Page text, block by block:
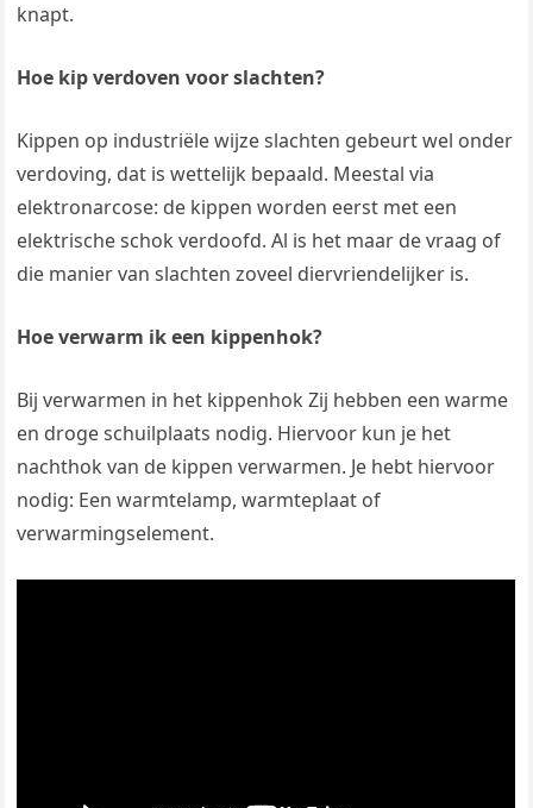
knapt.
Hoe kip verdoven voor slachten?
Kippen op industriële wijze slachten gebeurt wel onder
verdoving, dat is wettelijk bepaald. Meestal via
elektronarcose: de kippen worden eerst met een
elektrische schok verdoofd. Al is het maar de vraag of
die manier van slachten zoveel diervriendelijker is.
Hoe verwarm ik een kippenhok?
Bij verwarmen in het kippenhok Zij hebben een warme
en droge schuilplaats nodig. Hiervoor kun je het
nachthok van de kippen verwarmen. Je hebt hiervoor
nodig: Een warmtelamp, warmteplaat of
verwarmingselement.